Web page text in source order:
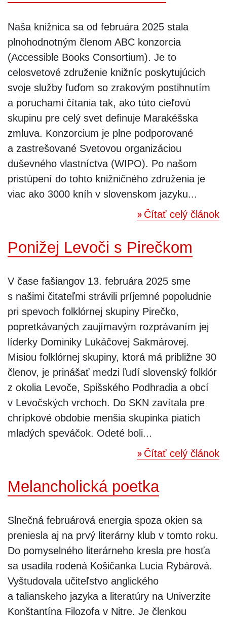
Naša knižnica sa od februára 2025 stala
plnohodnotným členom ABC konzorcia
(Accessible Books Consortium). Je to
celosvetové združenie knižníc poskytujúcich
svoje služby ľuďom so zrakovým postihnutím
a poruchami čítania tak, ako túto cieľovú
skupinu pre celý svet definuje Marakéšska
zmluva. Konzorcium je plne podporované
a zastrešované Svetovou organizáciou
duševného vlastníctva (WIPO). Po našom
pristúpení do tohto knižničného združenia je
viac ako 3000 kníh v slovenskom jazyku...
Čítať celý článok
Ponižej Levoči s Pirečkom
V čase fašiangov 13. februára 2025 sme
s našimi čitateľmi strávili príjemné popoludnie
pri spevoch folklórnej skupiny Pirečko,
popretkávaných zaujímavým rozprávaním jej
líderky Dominiky Lukáčovej Sakmárovej.
Misiou folklórnej skupiny, ktorá má približne 30
členov, je prinášať medzi ľudí slovenský folklór
z okolia Levoče, Spišského Podhradia a obcí
v Levočských vrchoch. Do SKN zavítala pre
chrípkové obdobie menšia skupinka piatich
mladých speváčok. Odeté boli...
Čítať celý článok
Melancholická poetka
Slnečná februárová energia spoza okien sa
preniesla aj na prvý literárny klub v tomto roku.
Do pomyselného literárneho kresla pre hosťa
sa usadila rodená Košičanka Lucia Rybárová.
Vyštudovala učiteľstvo anglického
a talianskeho jazyka a literatúry na Univerzite
Konštantína Filozofa v Nitre. Je členkou